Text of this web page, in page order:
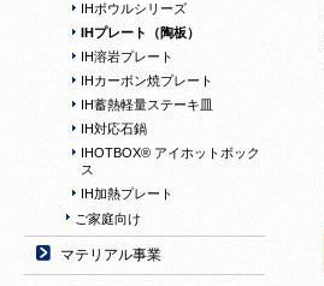
IHボウルシリーズ
IHプレート（陶板）
IH溶岩プレート
IHカーボン焼プレート
IH蓄熱軽量ステーキ皿
IH対応石鍋
IHOTBOX® アイホットボック
ス
IH加熱プレート
ご家庭向け
マテリアル事業